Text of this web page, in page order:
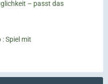
– passt das
Spiel mit